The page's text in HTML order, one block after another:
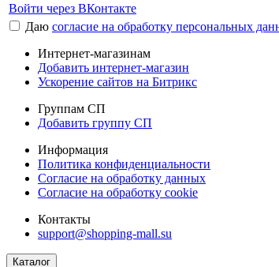
Войти через ВКонтакте
Даю согласие на обработку персональных
Интернет-магазинам
Добавить интернет-магазин
Ускорение сайтов на Битрикс
Группам СП
Добавить группу СП
Информация
Политика конфиденциальности
Согласие на обработку данных
Согласие на обработку cookie
Контакты
support@shopping-mall.su
Каталог